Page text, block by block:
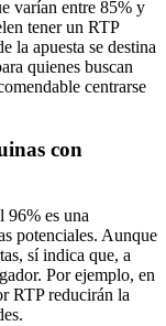
varían entre 85% y
tener un RTP
la apuesta se destina
quienes buscan
centrarse
con
96% es una
potenciales. Aunque
sí indica que, a
Por ejemplo, en
RTP reducirán la